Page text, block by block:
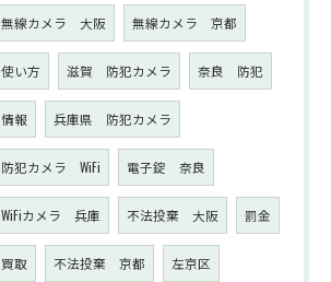
無線カメラ 大阪 無線カメラ 京都
使い方 滋賀 防犯カメラ 奈良 防犯
情報 兵庫県 防犯カメラ
防犯カメラ WiFi 電子錠 奈良
WiFiカメラ 兵庫 不法投棄 大阪 罰金
買取 不法投棄 京都 左京区